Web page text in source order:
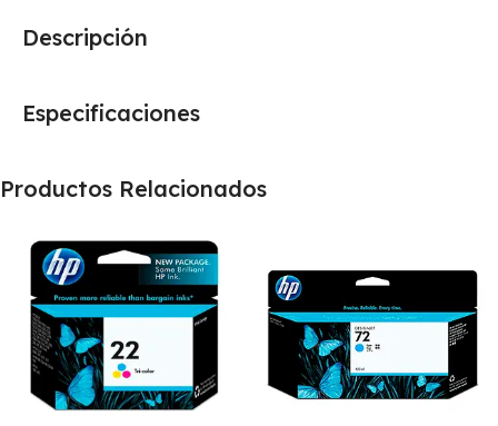
Descripción
Especificaciones
Productos Relacionados